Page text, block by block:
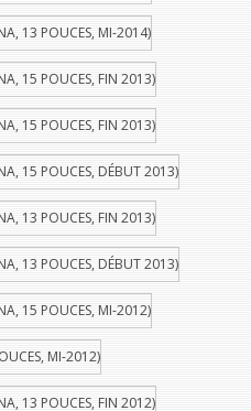
13 POUCES, MI-2014)
15 POUCES, FIN 2013)
15 POUCES, FIN 2013)
15 POUCES, DÉBUT 2013)
13 POUCES, FIN 2013)
13 POUCES, DÉBUT 2013)
15 POUCES, MI-2012)
MI-2012)
13 POUCES, FIN 2012)